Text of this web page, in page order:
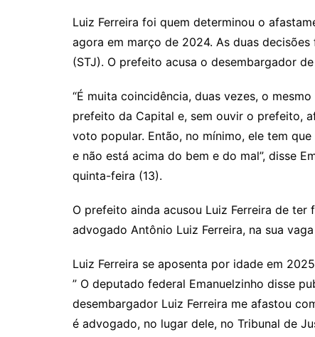
Luiz Ferreira foi quem determinou o
agora em março de 2024. As duas
(STJ). O prefeito acusa o desembargador
“É muita coincidência, duas vezes, o
prefeito da Capital e, sem ouvir o prefeito,
voto popular. Então, no mínimo, ele tem
e não está acima do bem e do mal”, disse
quinta-feira (13).
O prefeito ainda acusou Luiz Ferreira de
advogado Antônio Luiz Ferreira, na sua
Luiz Ferreira se aposenta por idade em
” O deputado federal Emanuelzinho disse
desembargador Luiz Ferreira me afastou
é advogado, no lugar dele, no Tribunal de